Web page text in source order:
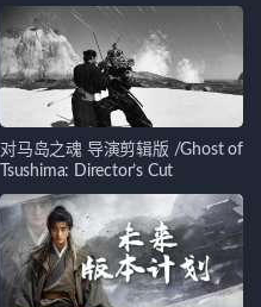
对马岛之魂 导演剪辑版 /Ghost of
Tsushima: Director’s Cut